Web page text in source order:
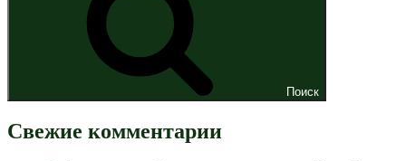
Поиск
Свежие комментарии